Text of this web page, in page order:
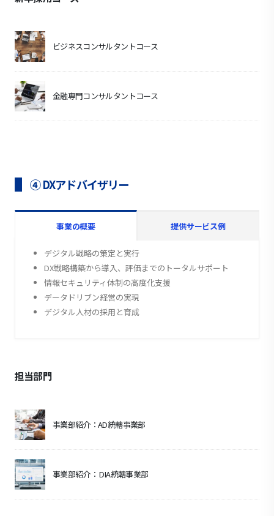
ビジネスコンサルタントコース
金融専門コンサルタントコース
④ DXアドバイザリー
事業の概要 提供サービス例
デジタル戦略の策定と実行
DX戦略構築から導入、評価までのトータルサポート
情報セキュリティ体制の高度化支援
データドリブン経営の実現
デジタル人材の採用と育成
担当部門
事業部紹介：AD統轄事業部
事業部紹介： DIA統轄事業部